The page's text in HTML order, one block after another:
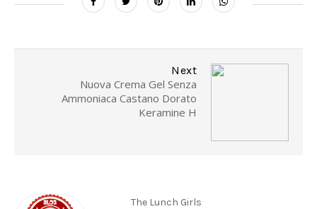
Next
Nuova Crema Gel Senza
Ammoniaca Castano Dorato
Keramine H
The Lunch Girls